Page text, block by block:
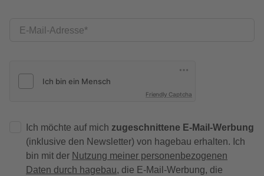
E-Mail-Adresse
Friendly Captcha
Ich möchte auf mich zugeschnittene E-Mail-Werbung
(inklusive den Newsletter) von hagebau erhalten. Ich
bin mit der Nutzung meiner personenbezogenen
Daten durch hagebau, die E-Mail-Werbung, die